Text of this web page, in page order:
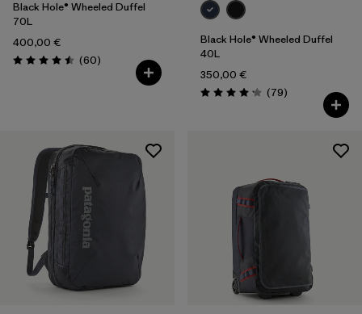
Black Hole® Wheeled Duffel
70L
400,00 €
Évaluation: 4.5 / 5
(60Avis
)
Black Hole® Wheeled Duffel
40L
350,00 €
Évaluation: 4.1 / 5
(79Avis
)